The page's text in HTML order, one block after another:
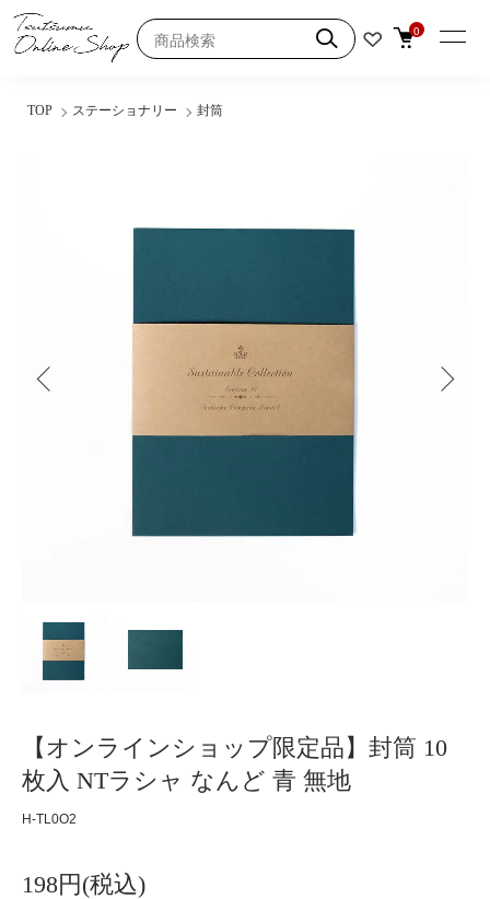
0
TOP ステーショナリー 封筒
【オンラインショップ限定品】封筒 10
枚入 NTラシャ なんど 青 無地
H-TL0O2
198円(税込)